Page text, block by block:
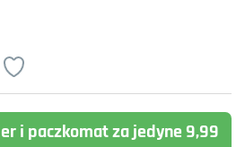
i paczkomat za jedyne 9,99